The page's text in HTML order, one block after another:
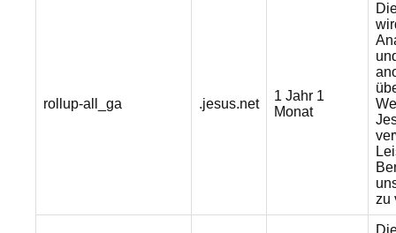
rollup-all_ga .jesus.net
1 Jahr 1
Monat
zu